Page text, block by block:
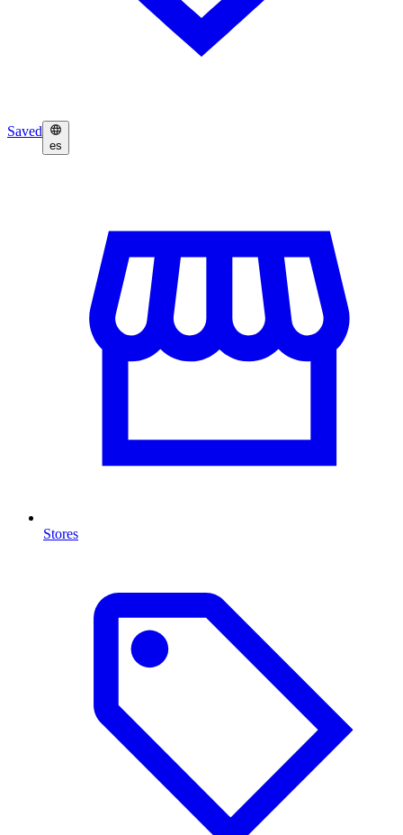
Saved
es
Stores